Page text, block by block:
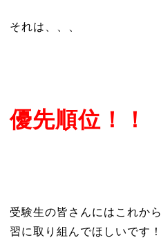
それは、、、
優先順位！！
受験生の皆さんにはこれから
習に取り組んでほしいです！